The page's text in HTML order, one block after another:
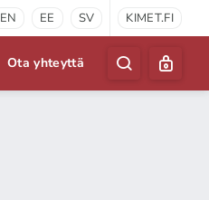
EN EE SV KIMET.FI
Ota yhteyttä